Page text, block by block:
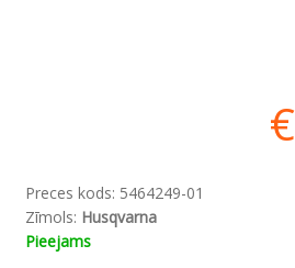
€
Preces kods: 5464249-01
Zīmols: Husqvarna
Pieejams